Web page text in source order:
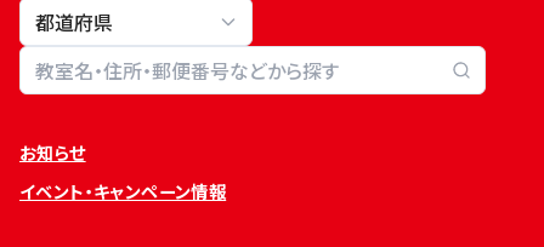
教室検索
お知らせ
イベント・キャンペーン情報